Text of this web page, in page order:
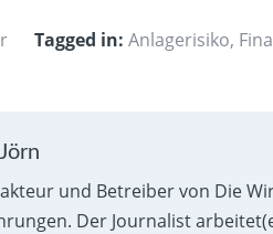
Tagged in: Anlagerisiko,
und Betreiber von Die
Der Journalist